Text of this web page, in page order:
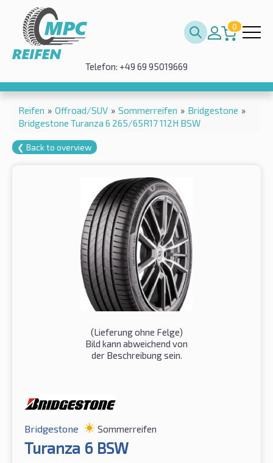
0
Telefon: +49 69 95019669
Reifen » Offroad/SUV » Sommerreifen » Bridgestone »
Bridgestone Turanza 6 265/65R17 112H BSW
❮ Back to overview
(Lieferung ohne Felge)
Bild kann abweichend von
der Beschreibung sein.
Bridgestone Sommerreifen
Turanza 6 BSW